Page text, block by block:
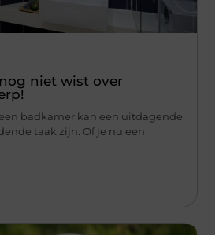
niet wist over
badkamer kan een uitdagende
taak zijn. Of je nu een